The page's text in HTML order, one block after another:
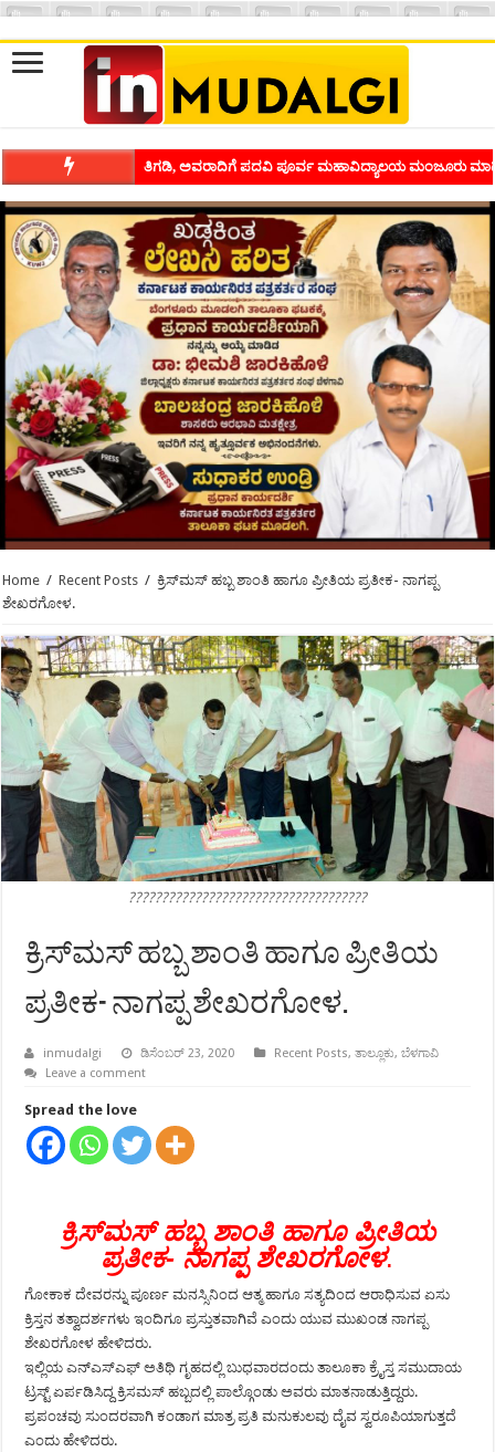
ಶಿವಾಪುರದಲ್ಲಿ ಕವಿಗೋಷ್ಠಿಯ ಸಂಭ್ರಮ ಭಾವನೆಗಳನ್ನು ಕಟ್ಟಿಕೊಡುವ
Home / Recent Posts / ಕ್ರಿಸ್‍ಮಸ್ ಹಬ್ಬ ಶಾಂತಿ ಹಾಗೂ ಪ್ರೀತಿಯ ಪ್ರತೀಕ- ನಾಗಪ್ಪ
ಶೇಖರಗೋಳ.
????????????????????????????????????
ಕ್ರಿಸ್‍ಮಸ್ ಹಬ್ಬ ಶಾಂತಿ ಹಾಗೂ ಪ್ರೀತಿಯ
ಪ್ರತೀಕ- ನಾಗಪ್ಪ ಶೇಖರಗೋಳ.
inmudalgi ಡಿಸೆಂಬರ್ 23, 2020 Recent Posts,ತಾಲ್ಲೂಕು,ಬೆಳಗಾವಿ
Leave a comment
Spread the love
ಕ್ರಿಸ್‍ಮಸ್ ಹಬ್ಬ ಶಾಂತಿ ಹಾಗೂ ಪ್ರೀತಿಯ
ಪ್ರತೀಕ- ನಾಗಪ್ಪ ಶೇಖರಗೋಳ.
ಗೋಕಾಕ ದೇವರನ್ನು ಪೂರ್ಣ ಮನಸ್ಸಿನಿಂದ ಆತ್ಮ ಹಾಗೂ ಸತ್ಯದಿಂದ ಆರಾಧಿಸುವ ಏಸು
ಕ್ರಿಸ್ತನ ತತ್ವಾದರ್ಶಗಳು ಇಂದಿಗೂ ಪ್ರಸ್ತುತವಾಗಿವೆ ಎಂದು ಯುವ ಮುಖಂಡ ನಾಗಪ್ಪ
ಶೇಖರಗೋಳ ಹೇಳಿದರು.
ಇಲ್ಲಿಯ ಎನ್‍ಎಸ್‍ಎಫ್ ಅತಿಥಿ ಗೃಹದಲ್ಲಿ ಬುಧವಾರದಂದು ತಾಲೂಕಾ ಕ್ರೈಸ್ತ ಸಮುದಾಯ
ಟ್ರಸ್ಟ್ ಏರ್ಪಡಿಸಿದ್ದ ಕ್ರಿಸಮಸ್ ಹಬ್ಬದಲ್ಲಿ ಪಾಲ್ಗೊಂಡು ಅವರು ಮಾತನಾಡುತ್ತಿದ್ದರು.
ಪ್ರಪಂಚವು ಸುಂದರವಾಗಿ ಕಂಡಾಗ ಮಾತ್ರ ಪ್ರತಿ ಮನುಕುಲವು ದೈವ ಸ್ವರೂಪಿಯಾಗುತ್ತದೆ
ಎಂದು ಹೇಳಿದರು.